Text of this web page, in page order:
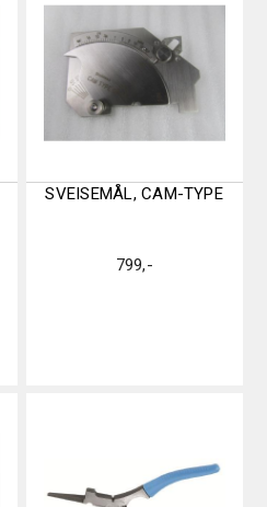
SVEISEMÅL, CAM-TYPE
799,-